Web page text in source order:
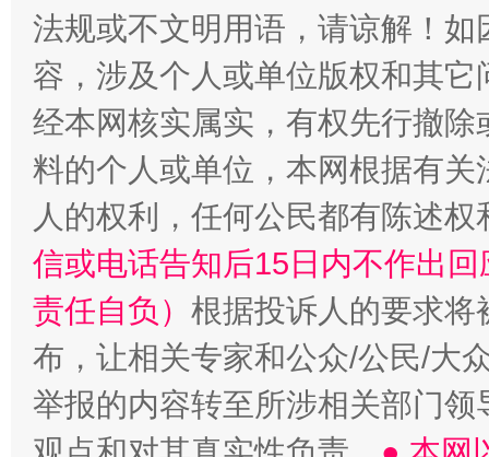
法规或不文明用语，请谅解！
容，涉及个人或单位版权和其它
经本网核实属实，有权先行撤
料的个人或单位，本网根据有
人的权利，任何公民都有陈述
信或电话告知后15日内不作出
责任自负） 根据投诉人的要求将
布，让相关专家和公众/公民/大
举报的内容转至所涉相关部门